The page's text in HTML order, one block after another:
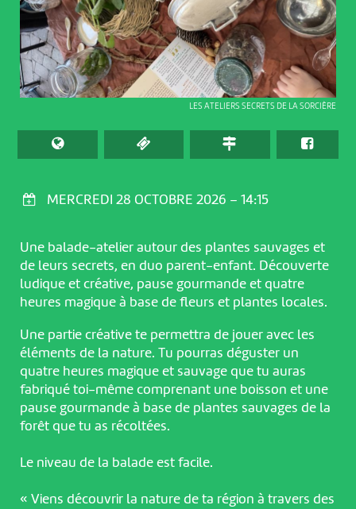
MERCREDI 28 OCTOBRE 2026 – 14:15
LES ATELIERS SECRETS DE LA SORCIÈRE
Une balade-atelier autour des plantes sauvages et
de leurs secrets, en duo parent-enfant. Découverte
ludique et créative, pause gourmande et quatre
heures magique à base de fleurs et plantes locales.
Une partie créative te permettra de jouer avec les
éléments de la nature. Tu pourras déguster un
quatre heures magique et sauvage que tu auras
fabriqué toi-même comprenant une boisson et une
pause gourmande à base de plantes sauvages de la
forêt que tu as récoltées.
Le niveau de la balade est facile.
« Viens découvrir la nature de ta région à travers des